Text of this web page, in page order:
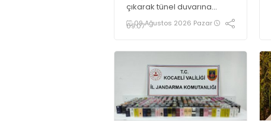
çıkarak tünel duvarına
çarpan hafif ticari araçtaki 3
kişi hayatını kaybetti, 1 kişi
09 Ağustos 2026 Pazar
09:07